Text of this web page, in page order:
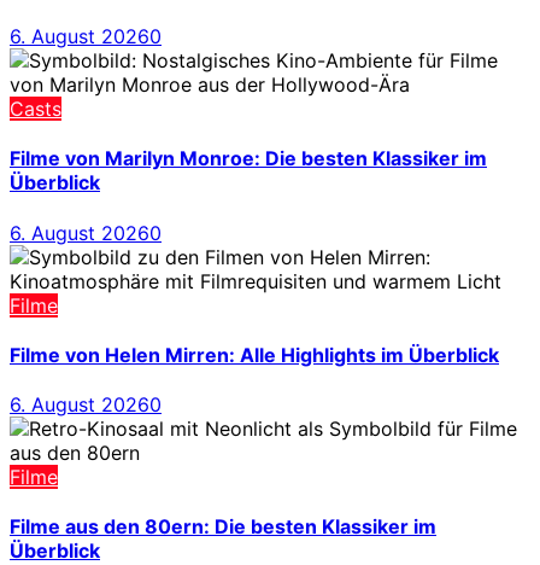
6. August 20260
Casts
Filme von Marilyn Monroe: Die besten Klassiker im
Überblick
6. August 20260
Filme
Filme von Helen Mirren: Alle Highlights im Überblick
6. August 20260
Filme
Filme aus den 80ern: Die besten Klassiker im
Überblick